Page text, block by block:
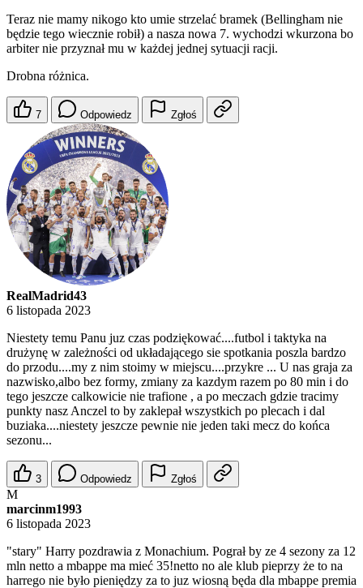
Teraz nie mamy nikogo kto umie strzelać bramek (Bellingham nie
będzie tego wiecznie robił) a nasza nowa 7. wychodzi wkurzona bo
arbiter nie przyznał mu w każdej jednej sytuacji racji.
Drobna różnica.
7 Odpowiedz Zgłoś
RealMadrid43
6 listopada 2023
Niestety temu Panu juz czas podziękować....futbol i taktyka na
drużynę w zależności od układającego sie spotkania poszla bardzo
do przodu....my z nim stoimy w miejscu....przykre ... U nas graja za
nazwisko,albo bez formy, zmiany za kazdym razem po 80 min i do
tego jeszcze calkowicie nie trafione , a po meczach gdzie tracimy
punkty nasz Anczel to by zaklepał wszystkich po plecach i dal
buziaka....niestety jeszcze pewnie nie jeden taki mecz do końca
sezonu...
3 Odpowiedz Zgłoś
M
marcinm1993
6 listopada 2023
"stary" Harry pozdrawia z Monachium. Pograł by ze 4 sezony za 12
mln netto a mbappe ma mieć 35!netto no ale klub pieprzy że to na
harrego nie było pieniędzy za to juz wiosną będa dla mbappe premia